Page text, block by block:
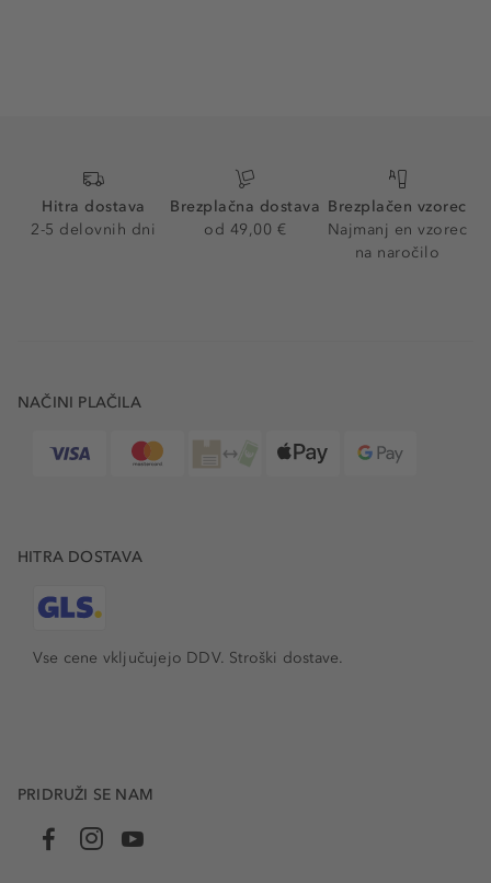
Hitra dostava
2-5 delovnih dni
Brezplačna dostava
od 49,00 €
Brezplačen vzorec
Najmanj en vzorec
na naročilo
NAČINI PLAČILA
HITRA DOSTAVA
Vse cene vključujejo DDV. Stroški dostave.
PRIDRUŽI SE NAM